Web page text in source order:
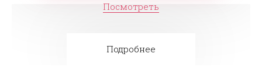
Посмотреть
Подробнее